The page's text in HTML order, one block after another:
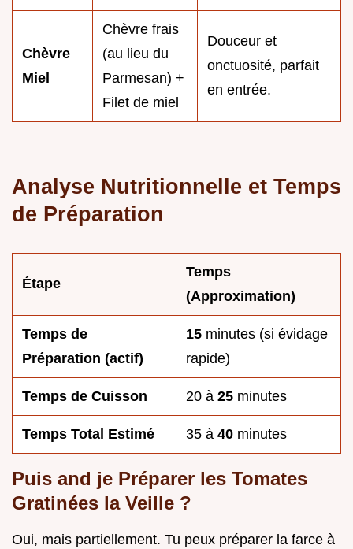
Chèvre
Miel
Chèvre frais
(au lieu du
Parmesan) +
Filet de miel
Douceur et
onctuosité, parfait
en entrée.
Analyse Nutritionnelle et Temps
de Préparation
Étape
Temps
(Approximation)
Temps de
Préparation (actif)
15 minutes (si évidage
rapide)
Temps de Cuisson 20 à 25 minutes
Temps Total Estimé 35 à 40 minutes
Puis and je Préparer les Tomates
Gratinées la Veille ?
Oui, mais partiellement. Tu peux préparer la farce à